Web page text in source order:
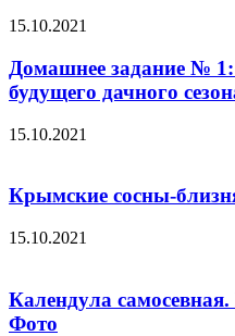
15.10.2021
Домашнее задание №
будущего дачного
15.10.2021
Крымские сосны-
15.10.2021
Календула
Фото